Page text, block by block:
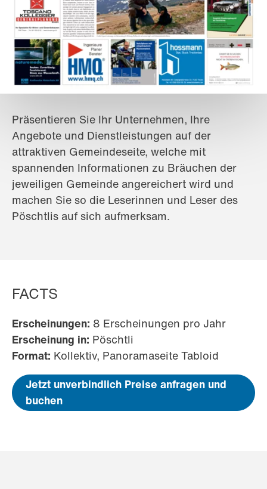
Präsentieren Sie Ihr Unternehmen, Ihre
Angebote und Dienstleistungen auf der
attraktiven Gemeindeseite, welche mit
spannenden Informationen zu Bräuchen der
jeweiligen Gemeinde angereichert wird und
machen Sie so die Leserinnen und Leser des
Pöschtlis auf sich aufmerksam.
FACTS
Erscheinungen: 8 Erscheinungen pro Jahr
Erscheinung in: Pöschtli
Format: Kollektiv, Panoramaseite Tabloid
Jetzt unverbindlich Preise anfragen und
buchen